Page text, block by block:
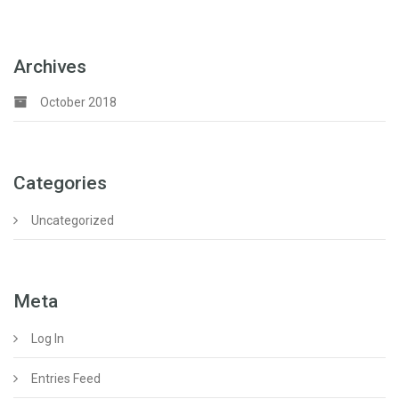
Archives
October 2018
Categories
Uncategorized
Meta
Log In
Entries Feed